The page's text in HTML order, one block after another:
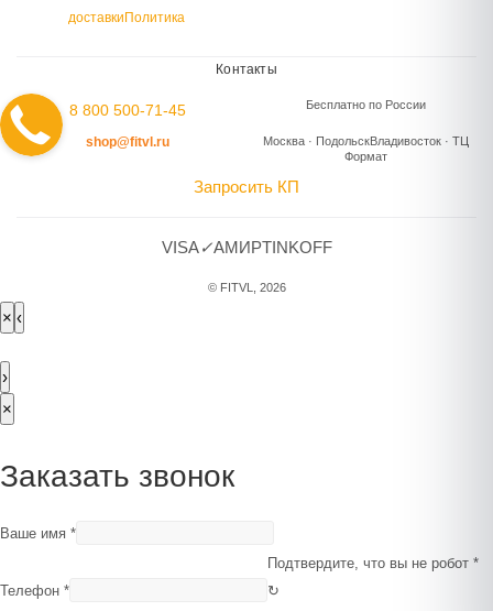
доставки Политика
Контакты
8 800 500-71-45 Бесплатно по России
shop@fitvl.ru Москва · ПодольскВладивосток · ТЦ
Формат
Запросить КП
VISA✓AМИРTINKOFF
© FITVL, 2026
× ‹
›
×
Заказать звонок
Ваше имя *
Телефон *
Подтвердите, что вы не робот *
↻